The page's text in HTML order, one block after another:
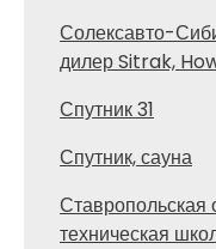
Солексавто-
дилер Sitrak,
Спутник 31
Спутник, сауна
Ставропольская
техническая